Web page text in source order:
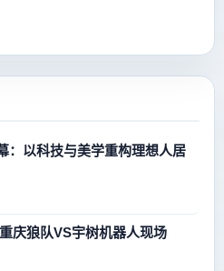
：以科技与美学重构理想人居
庆狼队VS宇树机器人现场